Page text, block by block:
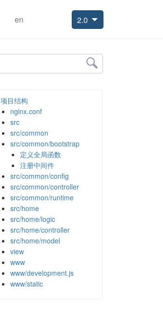
en 2.0
项目结构
nginx.conf
src
src/common
src/common/bootstrap
定义全局函数
注册中间件
src/common/config
src/common/controller
src/common/runtime
src/home
src/home/logic
src/home/controller
src/home/model
view
www
www/development.js
www/static